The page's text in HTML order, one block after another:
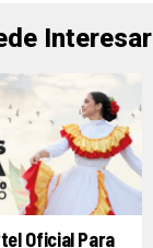
Interesar
Oficial Para